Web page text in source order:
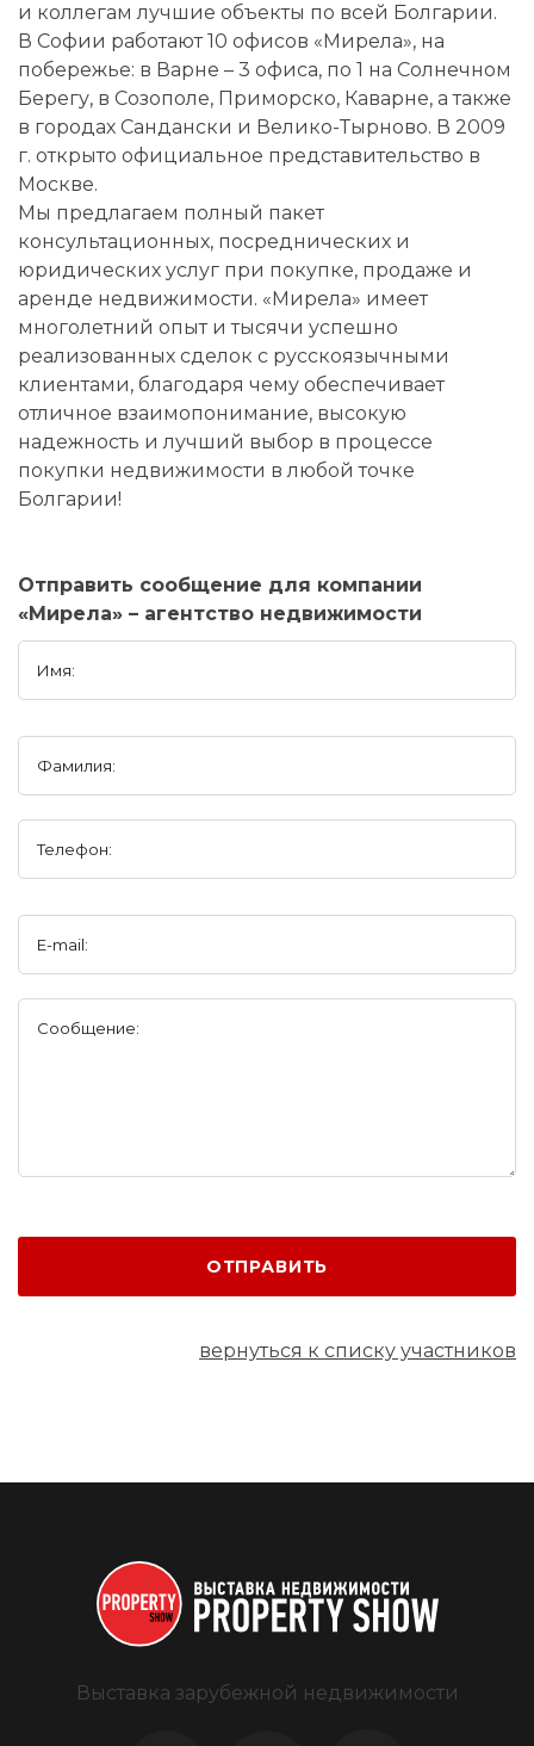
и коллегам лучшие объекты по всей Болгарии.
В Софии работают 10 офисов «Мирела», на
побережье: в Варне – 3 офиса, по 1 на Солнечном
Берегу, в Созополе, Приморско, Каварне, а также
в городах Сандански и Велико-Тырново. В 2009
г. открыто официальное представительство в
Москве.
Мы предлагаем полный пакет
консультационных, посреднических и
юридических услуг при покупке, продаже и
аренде недвижимости. «Мирела» имеет
многолетний опыт и тысячи успешно
реализованных сделок с русскоязычными
клиентами, благодаря чему обеспечивает
отличное взаимопонимание, высокую
надежность и лучший выбор в процессе
покупки недвижимости в любой точке
Болгарии!
Отправить сообщение для компании
«Мирела» – агентство недвижимости
Имя:
Фамилия:
Телефон:
E-mail:
Сообщение:
ОТПРАВИТЬ
вернуться к списку участников
Выставка зарубежной недвижимости